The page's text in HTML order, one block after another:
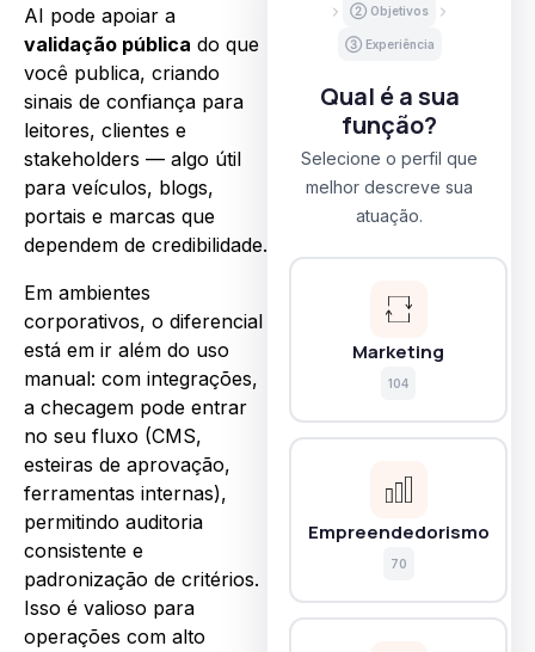
AI pode apoiar a
validação pública do que
você publica, criando
sinais de confiança para
leitores, clientes e
stakeholders — algo útil
para veículos, blogs,
portais e marcas que
dependem de credibilidade.
Em ambientes
corporativos, o diferencial
está em ir além do uso
manual: com integrações,
a checagem pode entrar
no seu fluxo (CMS,
esteiras de aprovação,
ferramentas internas),
permitindo auditoria
consistente e
padronização de critérios.
Isso é valioso para
operações com alto
② Objetivos
③ Experiência
Qual é a sua
função?
Selecione o perfil que
melhor descreve sua
atuação.
Marketing
104
Empreendedorismo
70